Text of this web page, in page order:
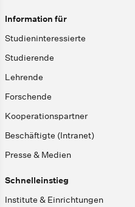
Information für
Studieninteressierte
Studierende
Lehrende
Forschende
Kooperationspartner
Beschäftigte (Intranet)
Presse & Medien
Schnelleinstieg
Institute & Einrichtungen